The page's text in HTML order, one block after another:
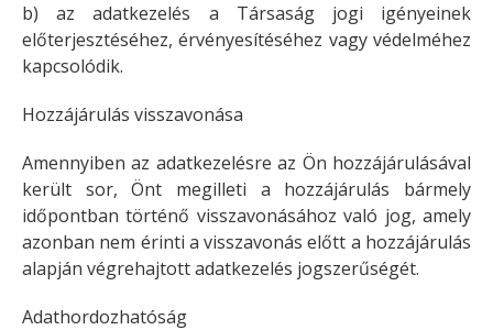
b) az adatkezelés a Társaság jogi igényeinek
előterjesztéséhez, érvényesítéséhez vagy védelméhez
kapcsolódik.
Hozzájárulás visszavonása
Amennyiben az adatkezelésre az Ön hozzájárulásával
került sor, Önt megilleti a hozzájárulás bármely
időpontban történő visszavonásához való jog, amely
azonban nem érinti a visszavonás előtt a hozzájárulás
alapján végrehajtott adatkezelés jogszerűségét.
Adathordozhatóság